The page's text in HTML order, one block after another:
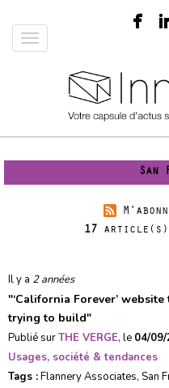
au
contenuToggle
San
17 article(s)
Il y a 2 années
"‘California Forever’
trying to build"
Publié surTHE VERGE, le 04/
Usages, société & tendances
Tags :Flannery Associates, San